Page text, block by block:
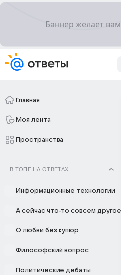
Главная
Моя лента
Пространства
В ТОПЕ НА ОТВЕТАХ
Информационные технологии
А сейчас что-то совсем другое
О любви без купюр
Философский вопрос
Политические дебаты